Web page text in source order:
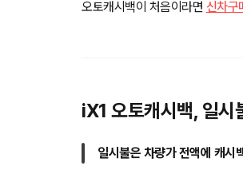
오토캐시백이 처음이라면 신차구
iX1 오토캐시백, 일시
일시불은 차량가 전액에 캐시